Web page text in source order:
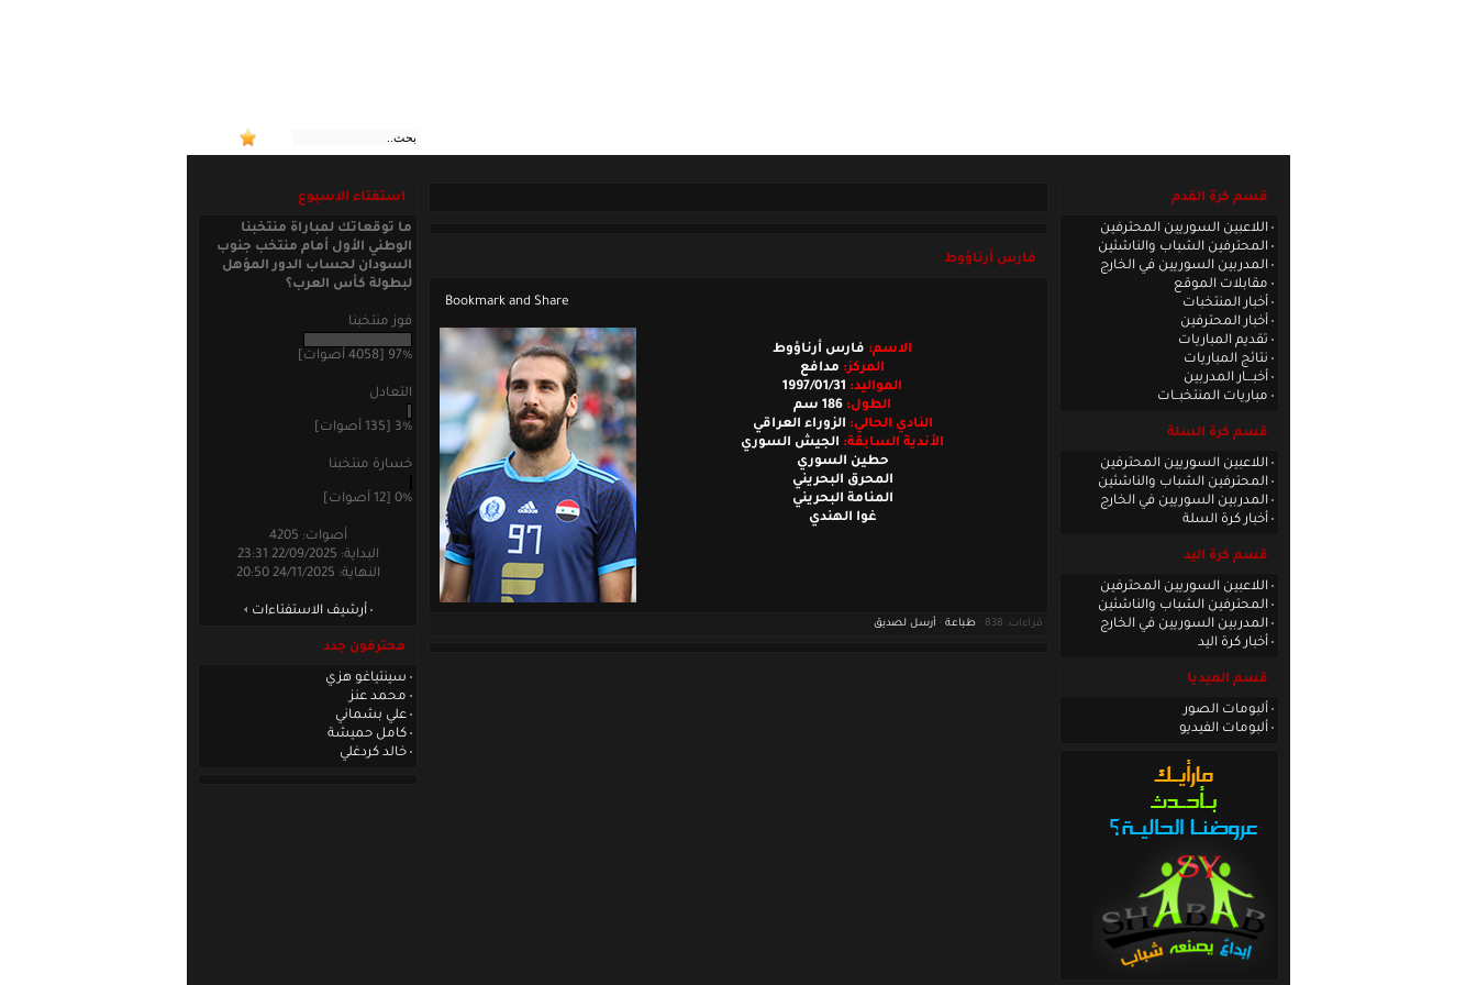
قسم كرة القدم
اللاعبين السوريين المحترفين
المحترفين الشباب والناشئين
المدربين السوريين في الخارج
مقابلات الموقع
أخبار المنتخبات
أخبار المحترفين
تقديم المباريات
نتائج المباريات
أخبـــار المدربين
مباريات المنتخبــات
قسم كرة السلة
اللاعبين السوريين المحترفين
المحترفين الشباب والناشئين
المدربين السوريين في الخارج
أخبار كرة السلة
قسم كرة اليد
اللاعبين السوريين المحترفين
المحترفين الشباب والناشئين
المدربين السوريين في الخارج
أخبار كرة اليد
قسم الميديا
ألبومات الصور
ألبومات الفيديو
فارس أرناؤوط
الاسم: فارس أرناؤوط
المركز: مدافع
المواليد:
الطول:
النادي الحالي: الزوراء العراقي
الأندية السابقة: الجيش السوري
حطين السوري
المحرق البحريني
المنامة البحريني
غوا الهندي
قراءات: 838 · طباعة أرسل لصديق
استفتاء الاسبوع
ما توقعاتك لمباراة منتخبنا
الوطني الأول أمام منتخب جنوب
السودان لحساب الدور المؤهل
لبطولة كأس العرب؟
فوز منتخبنا
97% [4058 أصوات]
التعادل
3% [135 أصوات]
خسارة منتخبنا
0% [12 أصوات]
أصوات: 4205
البداية: 22/09/2025 23:31
النهاية: 24/11/2025 20:50
أرشيف الاستفتاءات
محترفون جدد
سينتياغو هزي
محمد عنز
علي بشماني
كامل حميشة
خالد كردغلي